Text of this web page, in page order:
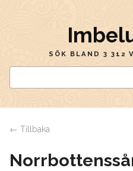
SÖK BLAND 3 312
← Tillbaka